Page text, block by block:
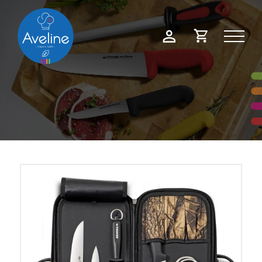
Mon
compte
Demande
devis
Panneau de gestion des cookies